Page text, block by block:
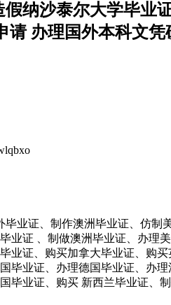
纳沙泰尔大学毕业
请 办理国外本科文
毕业证、制作澳洲毕业证、仿
业证 、制做澳洲毕业证、办理
业证、购买加拿大毕业证、购
毕业证、办理德国毕业证、办
毕业证、购买 新西兰毕业证、